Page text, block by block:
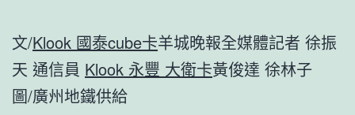
文/Klook 國泰cube卡羊城晚報全媒體記者 徐振
天 通信員 Klook 永豐 大衛卡黃俊達 徐林子
圖/廣州地鐵供給